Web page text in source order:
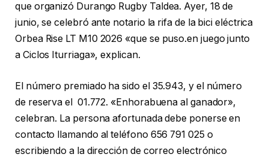
que organizó Durango Rugby Taldea. Ayer, 18 de
junio, se celebró ante notario la rifa de la bici eléctrica
Orbea Rise LT M10 2026 «que se puso.en juego junto
a Ciclos Iturriaga», explican.
El número premiado ha sido el 35.943, y el número
de reserva el 01.772. «Enhorabuena al ganador»,
celebran. La persona afortunada debe ponerse en
contacto llamando al teléfono 656 791 025 o
escribiendo a la dirección de correo electrónico